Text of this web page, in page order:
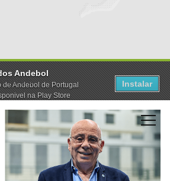
Andebol
de Andebol de Portugal
na Play Store
Instalar